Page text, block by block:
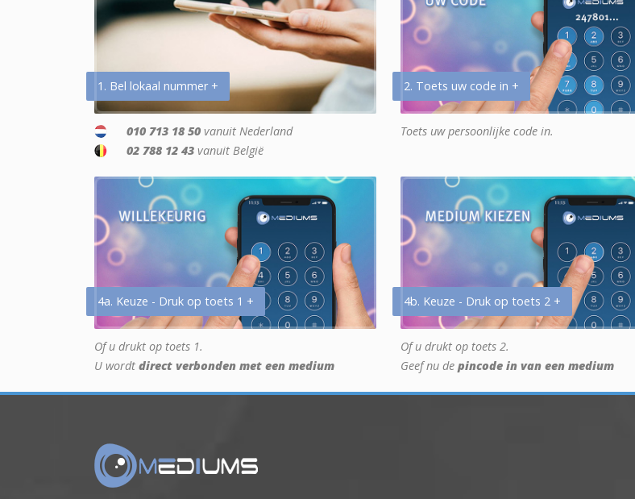
1. Bel lokaal nummer +
010 713 18 50 vanuit Nederland
02 788 12 43 vanuit België
2. Toets uw code in +
Toets uw persoonlijke code in.
4a. Keuze - Druk op toets 1 +
Of u drukt op toets 1.
U wordt direct verbonden met een medium
4b. Keuze - Druk op toets 2 +
Of u drukt op toets 2.
Geef nu de pincode in van een medium